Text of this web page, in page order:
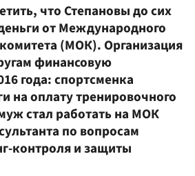
что Степановы до сих
от Международного
(МОК). Организация
финансовую
года: спортсменка
на оплату тренировочного
стал работать на МОК
по вопросам
контроля и защиты